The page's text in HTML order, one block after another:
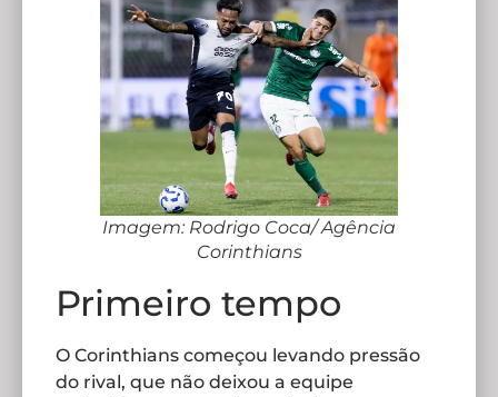
Imagem: Rodrigo Coca/ Agência
Corinthians
Primeiro tempo
O Corinthians começou levando pressão
do rival, que não deixou a equipe